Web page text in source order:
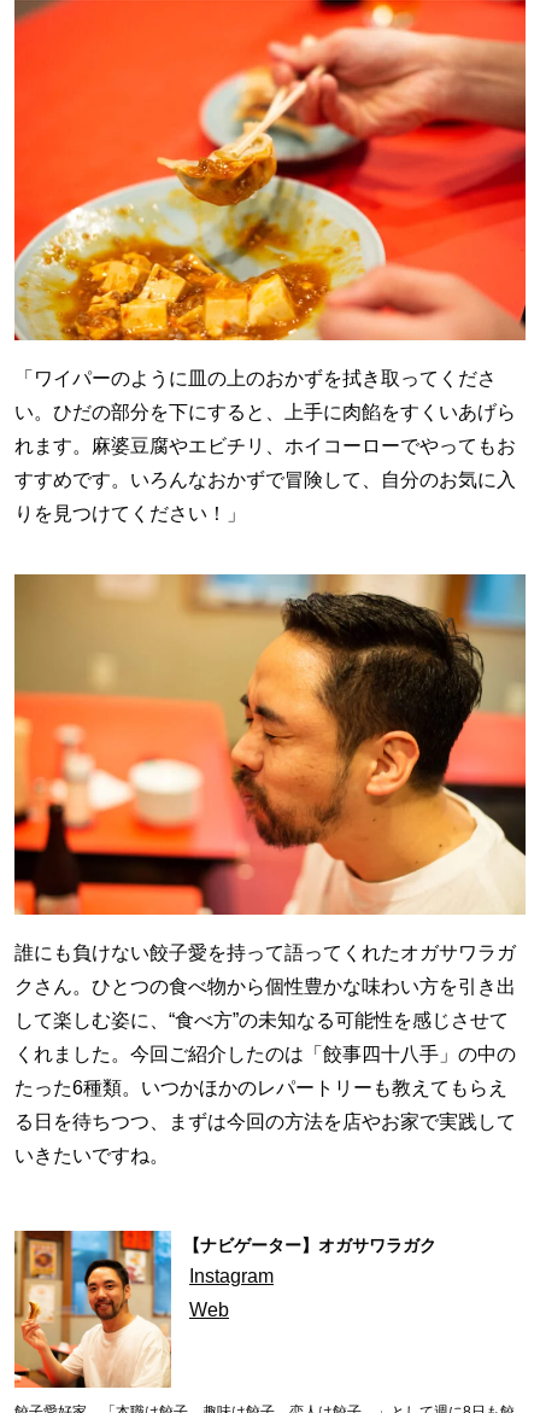
「ワイパーのように皿の上のおかずを拭き取ってくださ
い。ひだの部分を下にすると、上手に肉餡をすくいあげら
れます。麻婆豆腐やエビチリ、ホイコーローでやってもお
すすめです。いろんなおかずで冒険して、自分のお気に入
りを見つけてください！」
誰にも負けない餃子愛を持って語ってくれたオガサワラガ
クさん。ひとつの食べ物から個性豊かな味わい方を引き出
して楽しむ姿に、“食べ方”の未知なる可能性を感じさせて
くれました。今回ご紹介したのは「餃事四十八手」の中の
たった6種類。いつかほかのレパートリーも教えてもらえ
る日を待ちつつ、まずは今回の方法を店やお家で実践して
いきたいですね。
【ナビゲーター】オガサワラガク
Instagram
Web